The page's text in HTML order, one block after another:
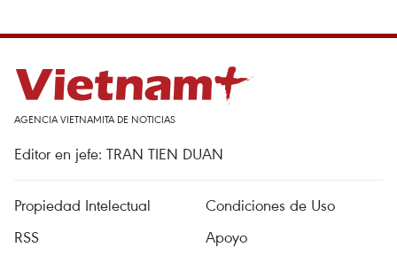
AGENCIA VIETNAMITA DE NOTICIAS
Editor en jefe: TRAN TIEN DUAN
Propiedad Intelectual
Condiciones de Uso
RSS
Apoyo